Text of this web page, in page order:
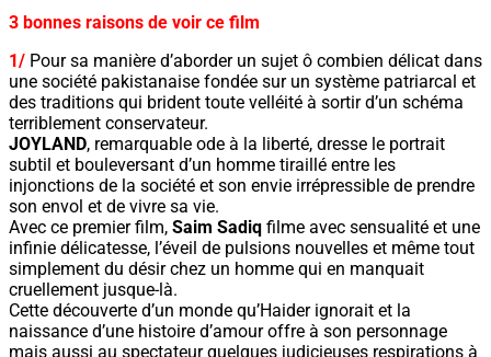
3 bonnes raisons de voir ce film
1/ Pour sa manière d’aborder un sujet ô combien délicat dans
une société pakistanaise fondée sur un système patriarcal et
des traditions qui brident toute velléité à sortir d’un schéma
terriblement conservateur.
JOYLAND, remarquable ode à la liberté, dresse le portrait
subtil et bouleversant d’un homme tiraillé entre les
injonctions de la société et son envie irrépressible de prendre
son envol et de vivre sa vie.
Avec ce premier film, Saim Sadiq filme avec sensualité et une
infinie délicatesse, l’éveil de pulsions nouvelles et même tout
simplement du désir chez un homme qui en manquait
cruellement jusque-là.
Cette découverte d’un monde qu’Haider ignorait et la
naissance d’une histoire d’amour offre à son personnage
mais aussi au spectateur quelques judicieuses respirations à